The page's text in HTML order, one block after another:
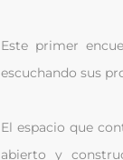
Este primer
escuchando sus
El espacio que
abierto y